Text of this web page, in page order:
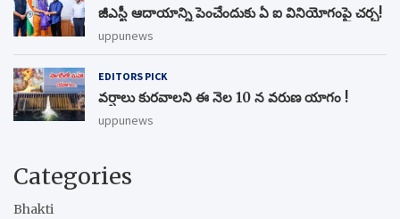
జీఎస్టీ ఆదాయాన్ని పెంచేందుకు ఏ ఐ వినియోగంపై చర్చ!
uppunews
EDITORS PICK
వర్షాలు కురవాలని ఈ నెల 10 న వరుణ యాగం !
uppunews
Categories
Bhakti